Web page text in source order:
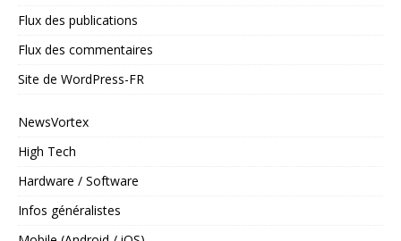
Flux des publications
Flux des commentaires
Site de WordPress-FR
NewsVortex
High Tech
Hardware / Software
Infos généralistes